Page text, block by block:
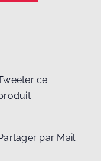
ce
par Mail